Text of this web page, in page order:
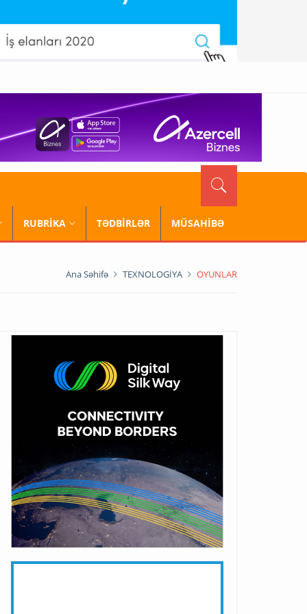
RUBRİKA TƏDBİRLƏR MÜSAHİBƏ
Ana Səhifə TEXNOLOGİYA OYUNLAR